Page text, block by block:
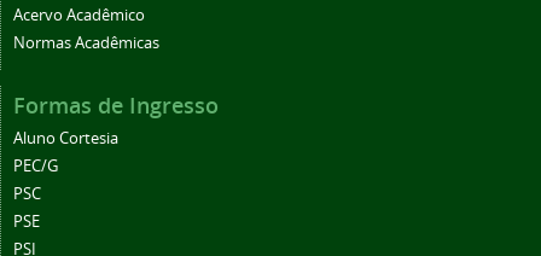
Acervo Acadêmico
Normas Acadêmicas
Formas de Ingresso
Aluno Cortesia
PEC/G
PSC
PSE
PSI